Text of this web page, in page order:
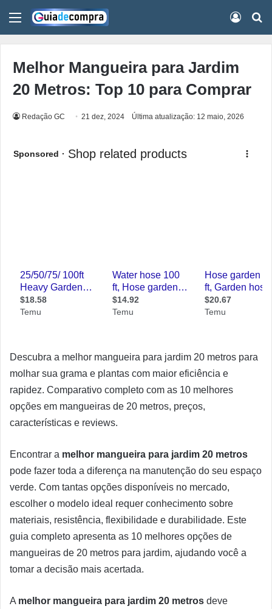
Menu
Melhor Mangueira para Jardim
20 Metros: Top 10 para Comprar
Redação GC 21 dez, 2024 Última atualização: 12 maio, 2026
Descubra a melhor mangueira para jardim 20 metros para
molhar sua grama e plantas com maior eficiência e
rapidez. Comparativo completo com as 10 melhores
opções em mangueiras de 20 metros, preços,
características e reviews.
Encontrar a melhor mangueira para jardim 20 metros
pode fazer toda a diferença na manutenção do seu espaço
verde. Com tantas opções disponíveis no mercado,
escolher o modelo ideal requer conhecimento sobre
materiais, resistência, flexibilidade e durabilidade. Este
guia completo apresenta as 10 melhores opções de
mangueiras de 20 metros para jardim, ajudando você a
tomar a decisão mais acertada.
A melhor mangueira para jardim 20 metros deve